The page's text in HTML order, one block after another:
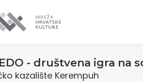
- društvena igra na
kazalište Kerempuh